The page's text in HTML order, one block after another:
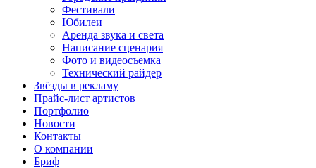
Фестивали
Юбилеи
Аренда звука и света
Написание сценария
Фото и видеосъемка
Технический райдер
Звёзды в рекламу
Прайс-лист артистов
Портфолио
Новости
Контакты
О компании
Бриф